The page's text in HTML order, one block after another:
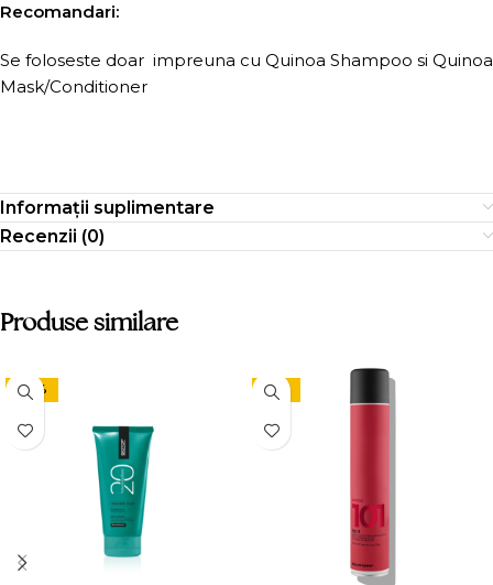
Recomandari:
Se foloseste doar impreuna cu Quinoa Shampoo si Quinoa
Mask/Conditioner
Informații suplimentare
Recenzii (0)
Produse similare
-24% -15%